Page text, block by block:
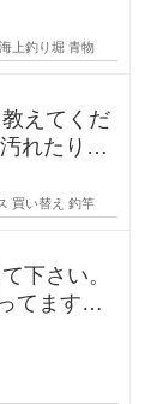
海上釣り堀 青物
えてくだ
買い替え 釣竿
下さい。
てます。